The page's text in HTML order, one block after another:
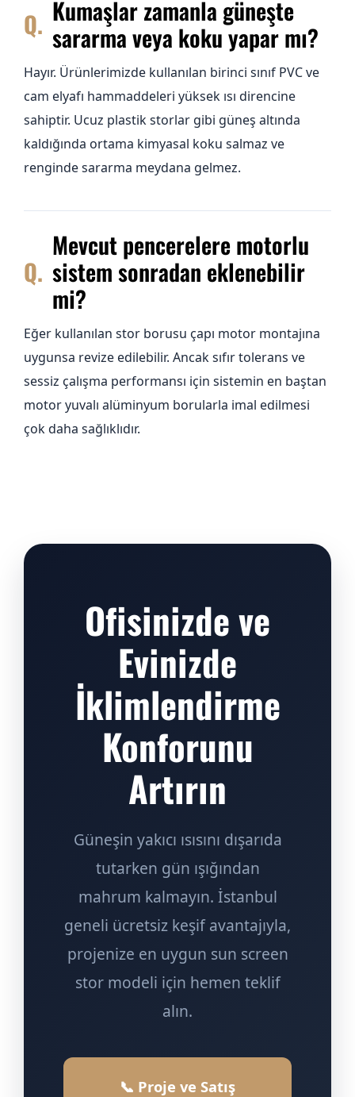
Kumaşlar zamanla güneşte
sararma veya koku yapar mı?
Hayır. Ürünlerimizde kullanılan birinci sınıf PVC ve
cam elyafı hammaddeleri yüksek ısı direncine
sahiptir. Ucuz plastik storlar gibi güneş altında
kaldığında ortama kimyasal koku salmaz ve
renginde sararma meydana gelmez.
Mevcut pencerelere motorlu
sistem sonradan eklenebilir
mi?
Eğer kullanılan stor borusu çapı motor montajına
uygunsa revize edilebilir. Ancak sıfır tolerans ve
sessiz çalışma performansı için sistemin en baştan
motor yuvalı alüminyum borularla imal edilmesi
çok daha sağlıklıdır.
Ofisinizde ve
Evinizde
İklimlendirme
Konforunu
Artırın
Güneşin yakıcı ısısını dışarıda
tutarken gün ışığından
mahrum kalmayın. İstanbul
geneli ücretsiz keşif avantajıyla,
projenize en uygun sun screen
stor modeli için hemen teklif
alın.
📞 Proje ve Satış